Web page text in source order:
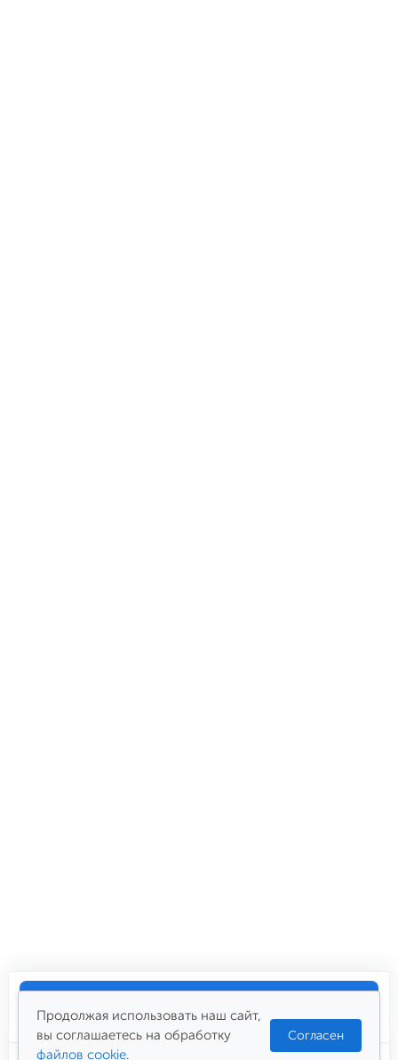
7 300₽
Продолжая использовать наш сайт,
вы соглашаетесь на обработку
файлов cookie.
Согласен